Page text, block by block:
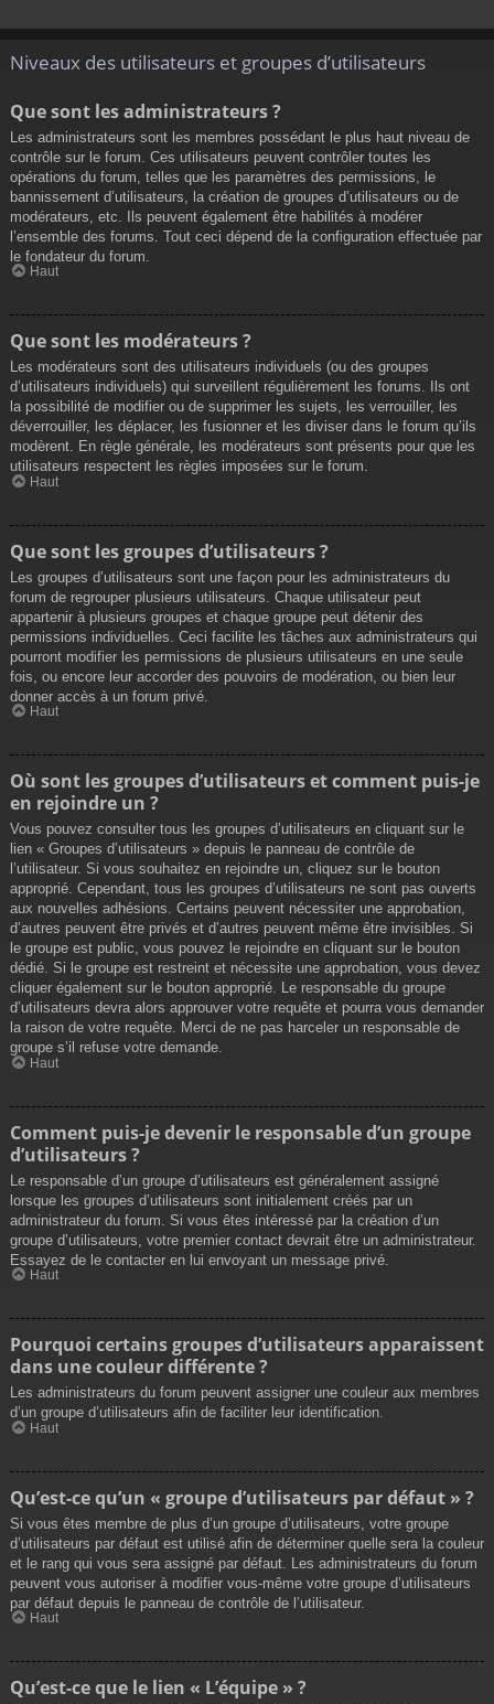
Niveaux des utilisateurs et groupes d’utilisateurs
Que sont les administrateurs ?
Les administrateurs sont les membres possédant le plus haut niveau de
contrôle sur le forum. Ces utilisateurs peuvent contrôler toutes les
opérations du forum, telles que les paramètres des permissions, le
bannissement d’utilisateurs, la création de groupes d’utilisateurs ou de
modérateurs, etc. Ils peuvent également être habilités à modérer
l’ensemble des forums. Tout ceci dépend de la configuration effectuée par
le fondateur du forum.
Haut
Que sont les modérateurs ?
Les modérateurs sont des utilisateurs individuels (ou des groupes
d’utilisateurs individuels) qui surveillent régulièrement les forums. Ils ont
la possibilité de modifier ou de supprimer les sujets, les verrouiller, les
déverrouiller, les déplacer, les fusionner et les diviser dans le forum qu’ils
modèrent. En règle générale, les modérateurs sont présents pour que les
utilisateurs respectent les règles imposées sur le forum.
Haut
Que sont les groupes d’utilisateurs ?
Les groupes d’utilisateurs sont une façon pour les administrateurs du
forum de regrouper plusieurs utilisateurs. Chaque utilisateur peut
appartenir à plusieurs groupes et chaque groupe peut détenir des
permissions individuelles. Ceci facilite les tâches aux administrateurs qui
pourront modifier les permissions de plusieurs utilisateurs en une seule
fois, ou encore leur accorder des pouvoirs de modération, ou bien leur
donner accès à un forum privé.
Haut
Où sont les groupes d’utilisateurs et comment puis-je
en rejoindre un ?
Vous pouvez consulter tous les groupes d’utilisateurs en cliquant sur le
lien « Groupes d’utilisateurs » depuis le panneau de contrôle de
l’utilisateur. Si vous souhaitez en rejoindre un, cliquez sur le bouton
approprié. Cependant, tous les groupes d’utilisateurs ne sont pas ouverts
aux nouvelles adhésions. Certains peuvent nécessiter une approbation,
d’autres peuvent être privés et d’autres peuvent même être invisibles. Si
le groupe est public, vous pouvez le rejoindre en cliquant sur le bouton
dédié. Si le groupe est restreint et nécessite une approbation, vous devez
cliquer également sur le bouton approprié. Le responsable du groupe
d’utilisateurs devra alors approuver votre requête et pourra vous demander
la raison de votre requête. Merci de ne pas harceler un responsable de
groupe s’il refuse votre demande.
Haut
Comment puis-je devenir le responsable d’un groupe
d’utilisateurs ?
Le responsable d’un groupe d’utilisateurs est généralement assigné
lorsque les groupes d’utilisateurs sont initialement créés par un
administrateur du forum. Si vous êtes intéressé par la création d’un
groupe d’utilisateurs, votre premier contact devrait être un administrateur.
Essayez de le contacter en lui envoyant un message privé.
Haut
Pourquoi certains groupes d’utilisateurs apparaissent
dans une couleur différente ?
Les administrateurs du forum peuvent assigner une couleur aux membres
d’un groupe d’utilisateurs afin de faciliter leur identification.
Haut
Qu’est-ce qu’un « groupe d’utilisateurs par défaut » ?
Si vous êtes membre de plus d’un groupe d’utilisateurs, votre groupe
d’utilisateurs par défaut est utilisé afin de déterminer quelle sera la couleur
et le rang qui vous sera assigné par défaut. Les administrateurs du forum
peuvent vous autoriser à modifier vous-même votre groupe d’utilisateurs
par défaut depuis le panneau de contrôle de l’utilisateur.
Haut
Qu’est-ce que le lien « L’équipe » ?